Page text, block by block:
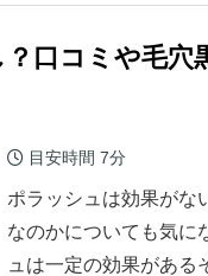
口コミや毛
目安時間 7分
ポラッシュは効果がな
なのかについても気
ュは一定の効果があ